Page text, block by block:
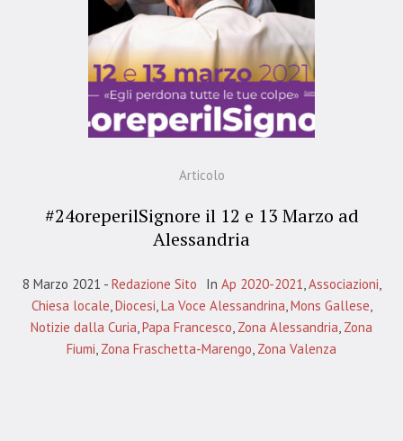
Articolo
#24oreperilSignore il 12 e 13 Marzo ad
Alessandria
8 Marzo 2021 Redazione Sito In Ap 2020-2021 Associazioni
Chiesa locale Diocesi La Voce Alessandrina Mons Gallese
Notizie dalla Curia Papa Francesco Zona Alessandria Zona
Fiumi Zona Fraschetta-Marengo Zona Valenza